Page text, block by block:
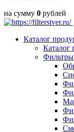
на сумму 0 рублей
Каталог
Каталог
Фильтры